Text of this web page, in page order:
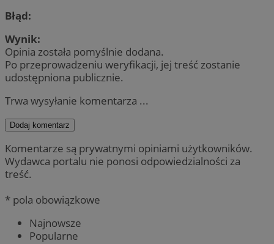
Błąd:
Wynik:
Opinia została pomyślnie dodana.
Po przeprowadzeniu weryfikacji, jej treść zostanie
udostępniona publicznie.
Trwa wysyłanie komentarza ...
Dodaj komentarz
Komentarze są prywatnymi opiniami użytkowników.
Wydawca portalu nie ponosi odpowiedzialności za
treść.
* pola obowiązkowe
Najnowsze
Popularne